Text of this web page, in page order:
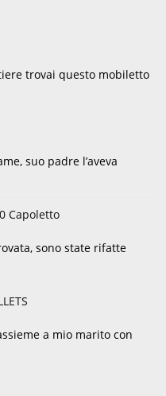
trovai questo mobiletto
suo padre l’aveva
Capoletto
sono state rifatte
a mio marito con